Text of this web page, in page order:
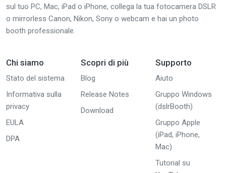
sul tuo PC, Mac, iPad o iPhone, collega la tua fotocamera DSLR
o mirrorless Canon, Nikon, Sony o webcam e hai un photo
booth professionale.
Chi siamo
Stato del sistema
Informativa sulla
privacy
EULA
DPA
Scopri di più
Blog
Release Notes
Download
Supporto
Aiuto
Gruppo Windows
(dslrBooth)
Gruppo Apple
(iPad, iPhone,
Mac)
Tutorial su